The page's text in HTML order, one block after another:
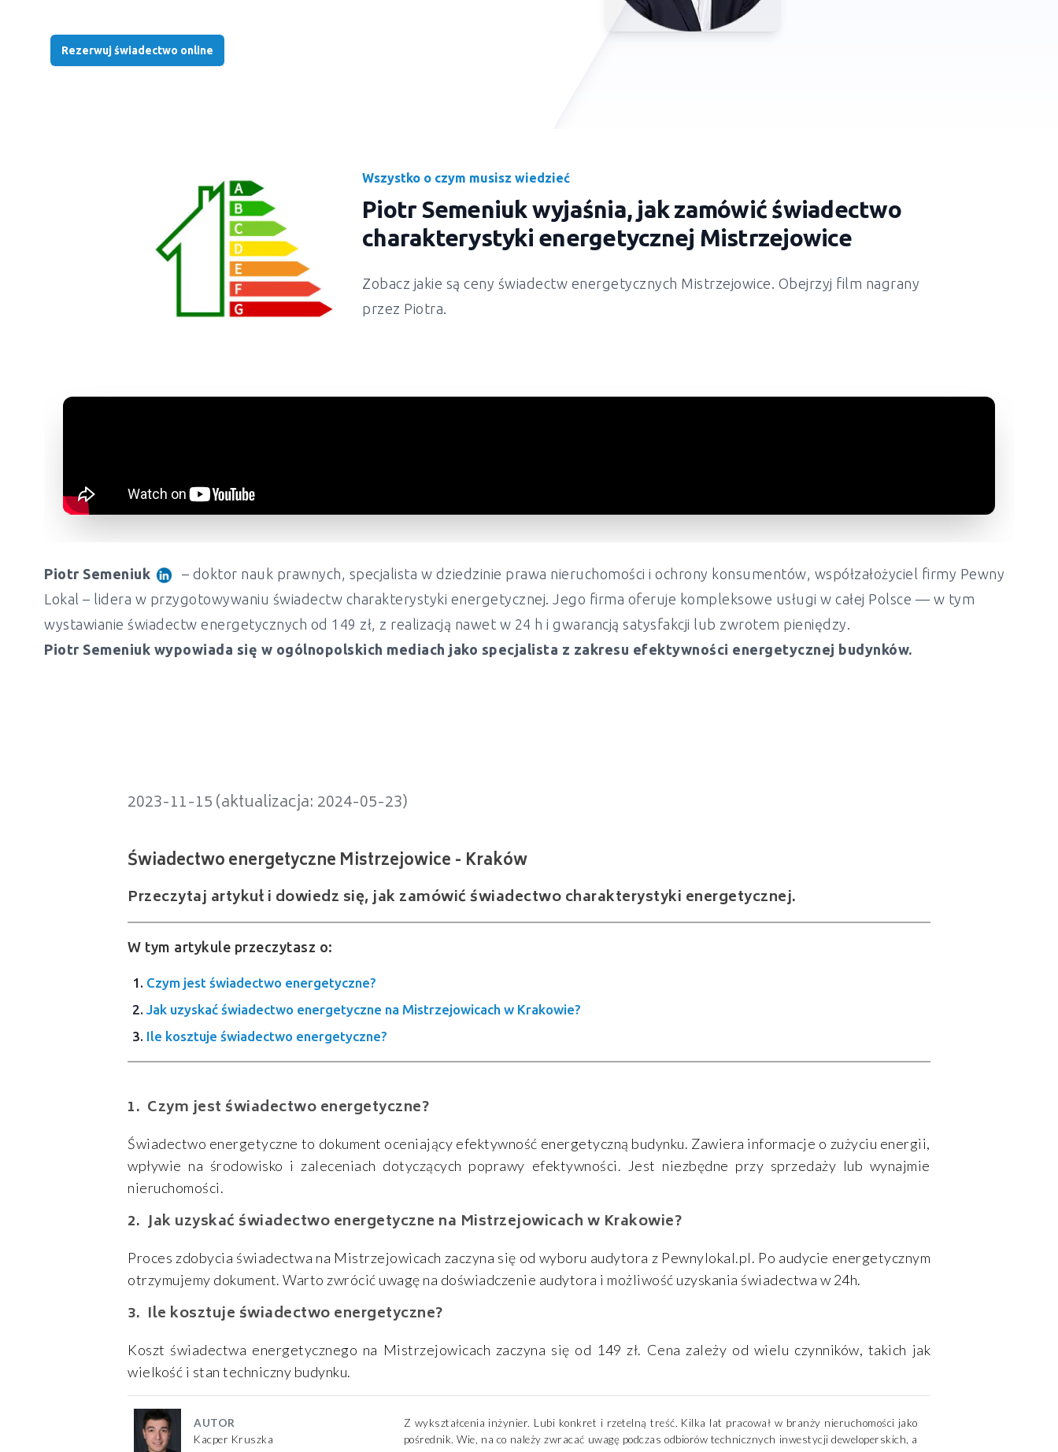
Rezerwuj świadectwo online
Wszystko o czym musisz wiedzieć
Piotr Semeniuk wyjaśnia, jak zamówić świadectwo
charakterystyki energetycznej Mistrzejowice
Zobacz jakie są ceny świadectw energetycznych Mistrzejowice. Obejrzyj film nagrany
przez Piotra.
Piotr Semeniuk
– doktor nauk prawnych, specjalista w dziedzinie prawa nieruchomości i ochrony konsumentów, współzałożyciel firmy Pewny
Lokal – lidera w przygotowywaniu świadectw charakterystyki energetycznej. Jego firma oferuje kompleksowe usługi w całej Polsce — w tym
wystawianie świadectw energetycznych od 149 zł, z realizacją nawet w 24 h i gwarancją satysfakcji lub zwrotem pieniędzy.
Piotr Semeniuk wypowiada się w ogólnopolskich mediach jako specjalista z zakresu efektywności energetycznej budynków.
2023-11-15 (aktualizacja: 2024-05-23)
Przeczytaj artykuł i dowiedz się, jak zamówić świadectwo charakterystyki energetycznej.
W tym artykule przeczytasz o:
Czym jest świadectwo energetyczne?
Jak uzyskać świadectwo energetyczne na Mistrzejowicach w Krakowie?
Ile kosztuje świadectwo energetyczne?
Czym jest świadectwo energetyczne?
Świadectwo energetyczne to dokument oceniający efektywność energetyczną budynku. Zawiera informacje o zużyciu energii,
wpływie na środowisko i zaleceniach dotyczących poprawy efektywności. Jest niezbędne przy sprzedaży lub wynajmie
nieruchomości.
Jak uzyskać świadectwo energetyczne na Mistrzejowicach w Krakowie?
Proces zdobycia świadectwa na Mistrzejowicach zaczyna się od wyboru audytora z Pewnylokal.pl. Po audycie energetycznym
otrzymujemy dokument. Warto zwrócić uwagę na doświadczenie audytora i możliwość uzyskania świadectwa w 24h.
Ile kosztuje świadectwo energetyczne?
Koszt świadectwa energetycznego na Mistrzejowicach zaczyna się od 149 zł. Cena zależy od wielu czynników, takich jak
wielkość i stan techniczny budynku.
AUTOR
Kacper Kruszka
Z wykształcenia inżynier. Lubi konkret i rzetelną treść. Kilka lat pracował w branży nieruchomości jako
pośrednik. Wie, na co należy zwracać uwagę podczas odbiorów technicznych inwestycji deweloperskich, a